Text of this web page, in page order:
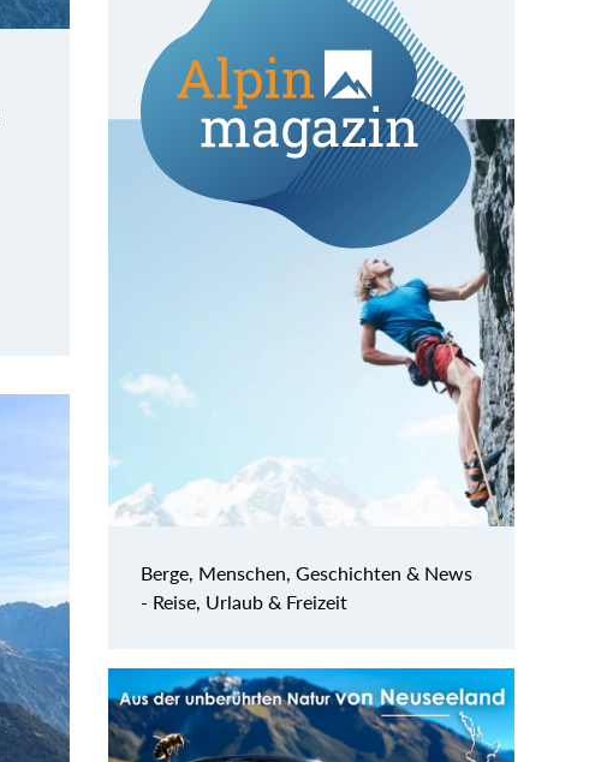
Berge, Menschen, Geschichten & News
- Reise, Urlaub & Freizeit